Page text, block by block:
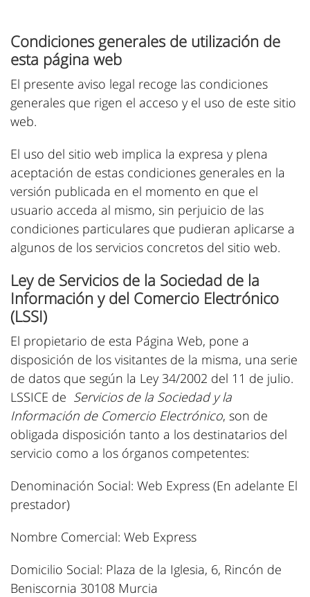
Condiciones generales de utilización de
esta página web
El presente aviso legal recoge las condiciones
generales que rigen el acceso y el uso de este sitio
web.
El uso del sitio web implica la expresa y plena
aceptación de estas condiciones generales en la
versión publicada en el momento en que el
usuario acceda al mismo, sin perjuicio de las
condiciones particulares que pudieran aplicarse a
algunos de los servicios concretos del sitio web.
Ley de Servicios de la Sociedad de la
Información y del Comercio Electrónico
(LSSI)
El propietario de esta Página Web, pone a
disposición de los visitantes de la misma, una serie
de datos que según la Ley 34/2002 del 11 de julio.
LSSICE de Servicios de la Sociedad y la
Información de Comercio Electrónico, son de
obligada disposición tanto a los destinatarios del
servicio como a los órganos competentes:
Denominación Social: Web Express (En adelante El
prestador)
Nombre Comercial: Web Express
Domicilio Social: Plaza de la Iglesia, 6, Rincón de
Beniscornia 30108 Murcia